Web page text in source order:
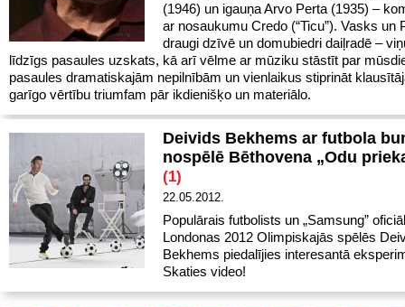
(1946) un igauņa Arvo Perta (1935) –
ar nosaukumu Credo (“Ticu”). Vasks un
draugi dzīvē un domubiedri daiļradē –
līdzīgs pasaules uzskats, kā arī vēlme ar mūziku stāstīt par
pasaules dramatiskajām nepilnībām un vienlaikus stiprināt
garīgo vērtību triumfam pār ikdienišķo un materiālo.
Deivids Bekhems ar futbola
nospēlē Bēthovena „Odu
(1)
22.05.2012.
Populārais futbolists un „Samsung”
Londonas 2012 Olimpiskajās spēlēs
Bekhems piedalījies interesantā
Skaties video!